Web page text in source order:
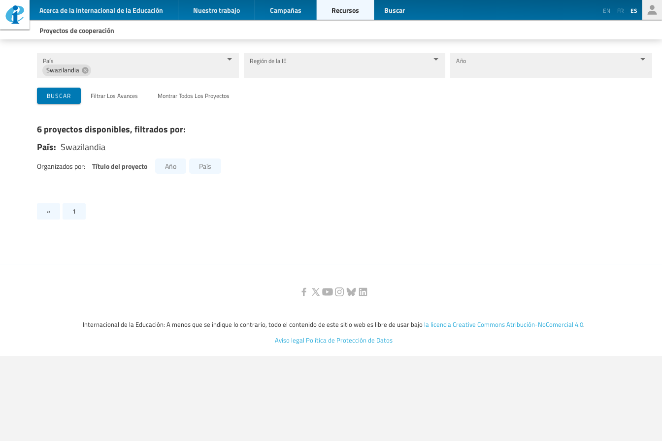
Acerca de la Internacional de la Educación Nuestro trabajo Campañas Recursos Buscar EN FR ES
Proyectos de cooperación
País
Swazilandia
Región de la IE Año
Organizaciones que llevan a cabo el proyecto
BUSCAR Filtrar Los Avances Montrar Todos Los Proyectos
6 proyectos disponibles, filtrados por:
País: Swazilandia
Organizados por: Título del proyecto Año País
« 1
Internacional de la Educación: A menos que se indique lo contrario, todo el contenido de este sitio web es libre de usar bajo la licencia Creative Commons Atribución-NoComercial 4.0.
Aviso legal Política de Protección de Datos